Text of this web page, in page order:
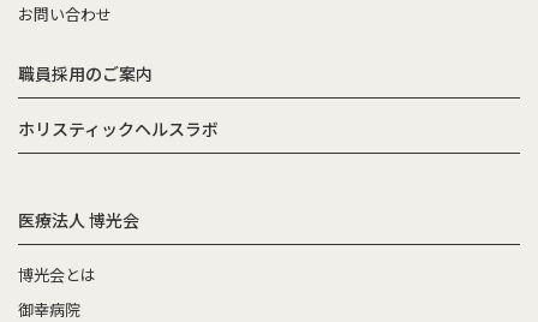
お問い合わせ
職員採用のご案内
ホリスティックヘルスラボ
医療法人 博光会
博光会とは
御幸病院